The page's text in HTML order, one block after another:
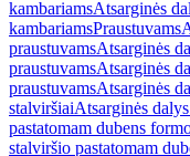
kambariamsAtsarginės
kambariamsPraustuvams
praustuvamsAtsarginės
praustuvamsAtsarginės
praustuvamsAtsarginės
stalviršiaiAtsarginės
pastatomam dubens
stalviršio pastatomam